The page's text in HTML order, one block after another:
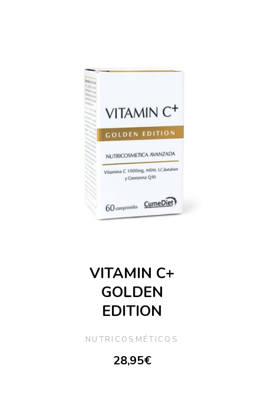
VITAMIN C+
GOLDEN
EDITION
28,95€
NUTRICOSMÉTICOS